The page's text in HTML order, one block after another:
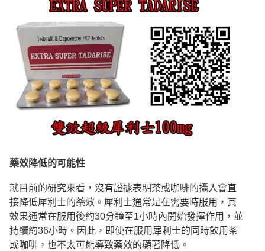
藥效降低的可能性
就目前的研究來看，沒有證據表明茶或咖啡的攝入會直
接降低犀利士的藥效。犀利士通常是在需要時服用，其
效果通常在服用後約30分鐘至1小時內開始發揮作用，並
持續約36小時。因此，即使在服用犀利士的同時飲用茶
或咖啡，也不太可能導致藥效的顯著降低。